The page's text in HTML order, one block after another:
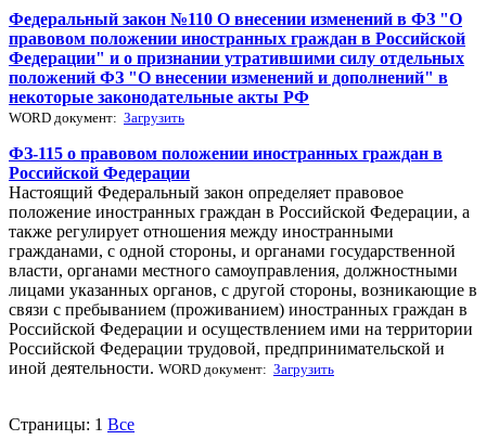
Федеральный закон №110 О внесении изменений в ФЗ "О
правовом положении иностранных граждан в Российской
Федерации" и о признании утратившими силу отдельных
положений ФЗ "О внесении изменений и дополнений" в
некоторые законодательные акты РФ
WORD документ: Загрузить
ФЗ-115 о правовом положении иностранных граждан в
Российской Федерации
Настоящий Федеральный закон определяет правовое
положение иностранных граждан в Российской Федерации, а
также регулирует отношения между иностранными
гражданами, с одной стороны, и органами государственной
власти, органами местного самоуправления, должностными
лицами указанных органов, с другой стороны, возникающие в
связи с пребыванием (проживанием) иностранных граждан в
Российской Федерации и осуществлением ими на территории
Российской Федерации трудовой, предпринимательской и
иной деятельности. WORD документ: Загрузить
Страницы: 1 Все